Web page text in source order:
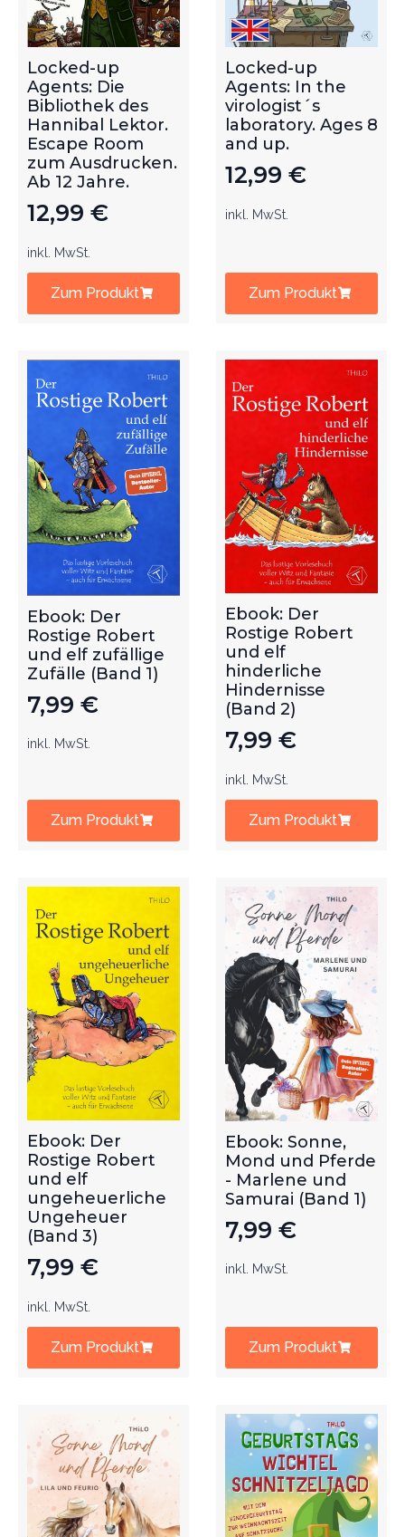
Locked-up
Agents: Die
Bibliothek des
Hannibal Lektor.
Escape Room
zum Ausdrucken.
Ab 12 Jahre.
12,99 €
inkl. MwSt.
Zum Produkt
Locked-up
Agents: In the
virologist´s
laboratory. Ages 8
and up.
12,99 €
inkl. MwSt.
Zum Produkt
Ebook: Der
Rostige Robert
und elf zufällige
Zufälle (Band 1)
7,99 €
inkl. MwSt.
Zum Produkt
Ebook: Der
Rostige Robert
und elf
hinderliche
Hindernisse
(Band 2)
7,99 €
inkl. MwSt.
Zum Produkt
Ebook: Der
Rostige Robert
und elf
ungeheuerliche
Ungeheuer
(Band 3)
7,99 €
inkl. MwSt.
Zum Produkt
Ebook: Sonne,
Mond und Pferde
- Marlene und
Samurai (Band 1)
7,99 €
inkl. MwSt.
Zum Produkt